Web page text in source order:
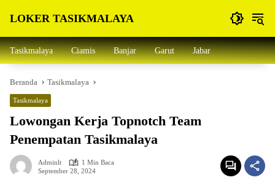
LOKER TASIKMALAYA
Lowongan
Kerja
dan
Sekitarna
Tasikmalaya Ciamis Banjar Garut Jabar
Beranda Tasikmalaya
Tasikmalaya
Lowongan Kerja Topnotch Team
Penempatan Tasikmalaya
Adminlt
1 Min Baca
September 28, 2024